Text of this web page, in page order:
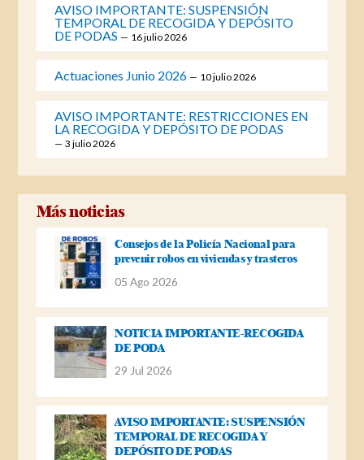
AVISO IMPORTANTE: SUSPENSIÓN
TEMPORAL DE RECOGIDA Y DEPÓSITO
DE PODAS
16 julio 2026
Actuaciones Junio 2026 10 julio 2026
AVISO IMPORTANTE: RESTRICCIONES EN
LA RECOGIDA Y DEPÓSITO DE PODAS
3 julio 2026
Más noticias
Consejos de la Policía Nacional para
prevenir robos en viviendas y trasteros
05 Ago 2026
NOTICIA IMPORTANTE-RECOGIDA
DE PODA
29 Jul 2026
AVISO IMPORTANTE: SUSPENSIÓN
TEMPORAL DE RECOGIDA Y
DEPÓSITO DE PODAS